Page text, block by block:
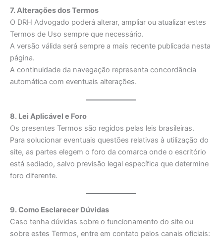
7. Alterações dos Termos
O DRH Advogado poderá alterar, ampliar ou atualizar estes
Termos de Uso sempre que necessário.
A versão válida será sempre a mais recente publicada nesta
página.
A continuidade da navegação representa concordância
automática com eventuais alterações.
8. Lei Aplicável e Foro
Os presentes Termos são regidos pelas leis brasileiras.
Para solucionar eventuais questões relativas à utilização do
site, as partes elegem o foro da comarca onde o escritório
está sediado, salvo previsão legal específica que determine
foro diferente.
9. Como Esclarecer Dúvidas
Caso tenha dúvidas sobre o funcionamento do site ou
sobre estes Termos, entre em contato pelos canais oficiais: